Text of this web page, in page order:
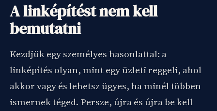
A linképítést nem kell
bemutatni
Kezdjük egy személyes hasonlattal: a
linképítés olyan, mint egy üzleti reggeli, ahol
akkor vagy és lehetsz ügyes, ha minél többen
ismernek téged. Persze, újra és újra be kell